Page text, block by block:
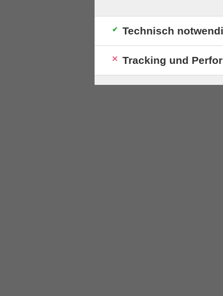
Technisch
Tracking und